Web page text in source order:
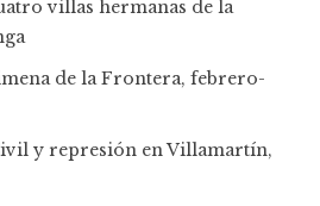
villas hermanas de la
de la Frontera, febrero-
y represión en Villamartín,